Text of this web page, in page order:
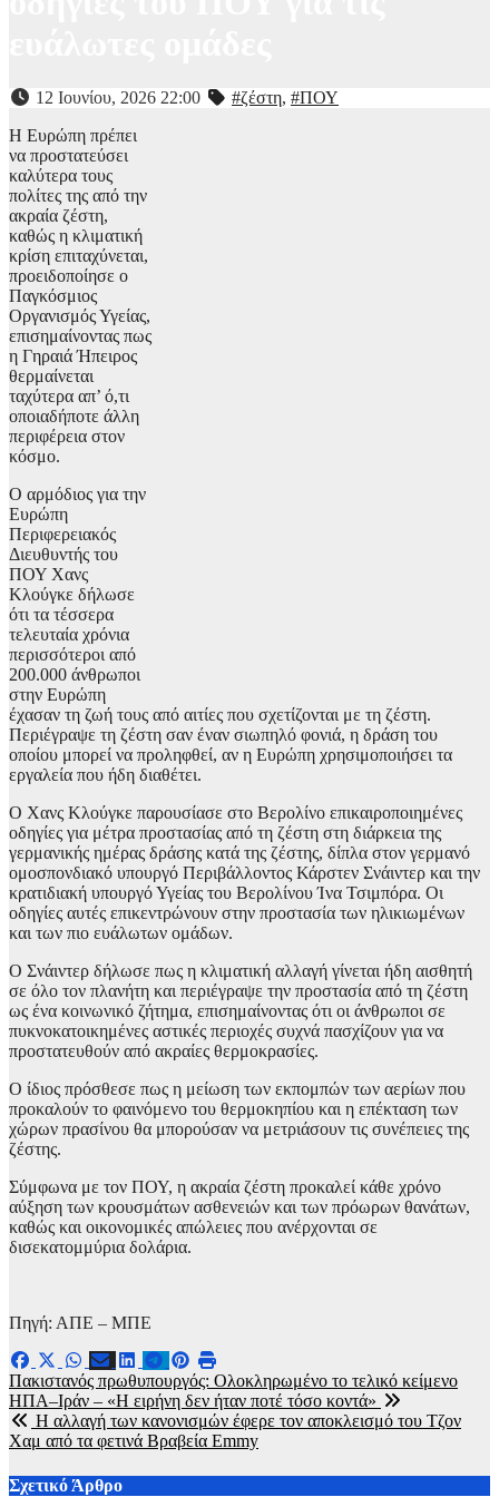
12 Ιουνίου, 2026 22:00 #ζέστη, #ΠΟΥ
Η Ευρώπη πρέπει
να προστατεύσει
καλύτερα τους
πολίτες της από την
ακραία ζέστη,
καθώς η κλιματική
κρίση επιταχύνεται,
προειδοποίησε ο
Παγκόσμιος
Οργανισμός Υγείας,
επισημαίνοντας πως
η Γηραιά Ήπειρος
θερμαίνεται
ταχύτερα απ’ ό,τι
οποιαδήποτε άλλη
περιφέρεια στον
κόσμο.
Ο αρμόδιος για την
Ευρώπη
Περιφερειακός
Διευθυντής του
ΠΟΥ Χανς
Κλούγκε δήλωσε
ότι τα τέσσερα
τελευταία χρόνια
περισσότεροι από
200.000 άνθρωποι
στην Ευρώπη
έχασαν τη ζωή τους από αιτίες που σχετίζονται με τη ζέστη.
Περιέγραψε τη ζέστη σαν έναν σιωπηλό φονιά, η δράση του
οποίου μπορεί να προληφθεί, αν η Ευρώπη χρησιμοποιήσει τα
εργαλεία που ήδη διαθέτει.
Ο Χανς Κλούγκε παρουσίασε στο Βερολίνο επικαιροποιημένες
οδηγίες για μέτρα προστασίας από τη ζέστη στη διάρκεια της
γερμανικής ημέρας δράσης κατά της ζέστης, δίπλα στoν γερμανό
ομοσπονδιακό υπουργό Περιβάλλοντος Κάρστεν Σνάιντερ και την
κρατιδιακή υπουργό Υγείας του Βερολίνου Ίνα Τσιμπόρα. Οι
οδηγίες αυτές επικεντρώνουν στην προστασία των ηλικιωμένων
και των πιο ευάλωτων ομάδων.
O Σνάιντερ δήλωσε πως η κλιματική αλλαγή γίνεται ήδη αισθητή
σε όλο τον πλανήτη και περιέγραψε την προστασία από τη ζέστη
ως ένα κοινωνικό ζήτημα, επισημαίνοντας ότι οι άνθρωποι σε
πυκνοκατοικημένες αστικές περιοχές συχνά πασχίζουν για να
προστατευθούν από ακραίες θερμοκρασίες.
Ο ίδιος πρόσθεσε πως η μείωση των εκπομπών των αερίων που
προκαλούν το φαινόμενο του θερμοκηπίου και η επέκταση των
χώρων πρασίνου θα μπορούσαν να μετριάσουν τις συνέπειες της
ζέστης.
Σύμφωνα με τον ΠΟΥ, η ακραία ζέστη προκαλεί κάθε χρόνο
αύξηση των κρουσμάτων ασθενειών και των πρόωρων θανάτων,
καθώς και οικονομικές απώλειες που ανέρχονται σε
δισεκατομμύρια δολάρια.
Πηγή: ΑΠΕ – ΜΠΕ
Πλοήγηση
άρθρων
Πακιστανός πρωθυπουργός: Ολοκληρωμένο το τελικό κείμενο
ΗΠΑ–Ιράν – «Η ειρήνη δεν ήταν ποτέ τόσο κοντά»
Η αλλαγή των κανονισμών έφερε τον αποκλεισμό του Τζον
Χαμ από τα φετινά Βραβεία Emmy
Σχετικό Άρθρο